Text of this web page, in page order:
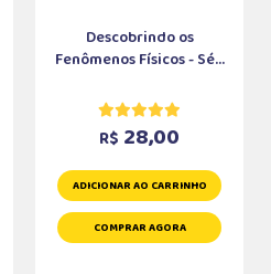
Descobrindo os
Fenômenos Físicos - Sé...
R$ 28,00
ADICIONAR AO CARRINHO
COMPRAR AGORA